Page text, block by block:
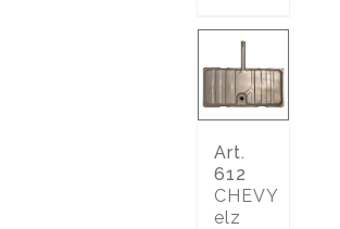
Art.
612
CHEVY
elz